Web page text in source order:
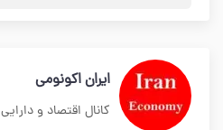
ایران اکونومی
کانال اقتصاد و دارایی